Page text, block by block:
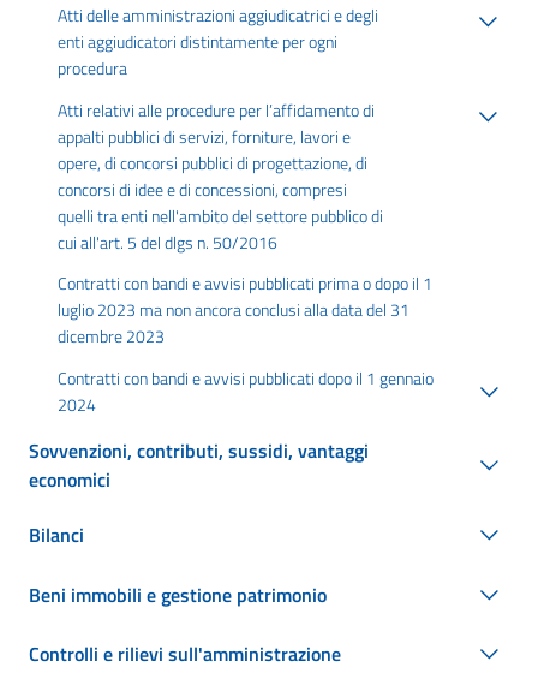
Atti delle amministrazioni aggiudicatrici e degli
enti aggiudicatori distintamente per ogni
procedura
Atti relativi alle procedure per l’affidamento di
appalti pubblici di servizi, forniture, lavori e
opere, di concorsi pubblici di progettazione, di
concorsi di idee e di concessioni, compresi
quelli tra enti nell'ambito del settore pubblico di
cui all'art. 5 del dlgs n. 50/2016
Contratti con bandi e avvisi pubblicati prima o dopo il 1
luglio 2023 ma non ancora conclusi alla data del 31
dicembre 2023
Contratti con bandi e avvisi pubblicati dopo il 1 gennaio
2024
Sovvenzioni, contributi, sussidi, vantaggi
economici
Bilanci
Beni immobili e gestione patrimonio
Controlli e rilievi sull'amministrazione